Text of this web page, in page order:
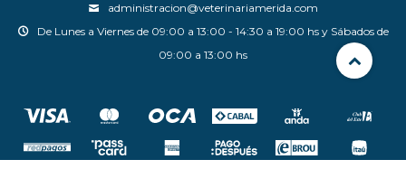
administracion@veterinariamerida.com
De Lunes a Viernes de 09:00 a 13:00 - 14:30 a 19:00 hs y Sábados de
09:00 a 13:00 hs